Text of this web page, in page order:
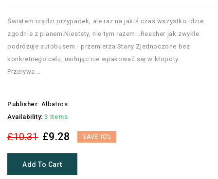
Światem rządzi przypadek, ale raz na jakiś czas wszystko idzie
zgodnie z planem.Niestety, nie tym razem...Reacher jak zwykle
podróżuje autobusem - przemierza Stany Zjednoczone bez
konkretnego celu, usiłując nie wpakować się w kłopoty.
Przerywa...
Publisher: Albatros
Availability: 3 Items
£10.31 £9.28 SAVE 10%
Add To Cart